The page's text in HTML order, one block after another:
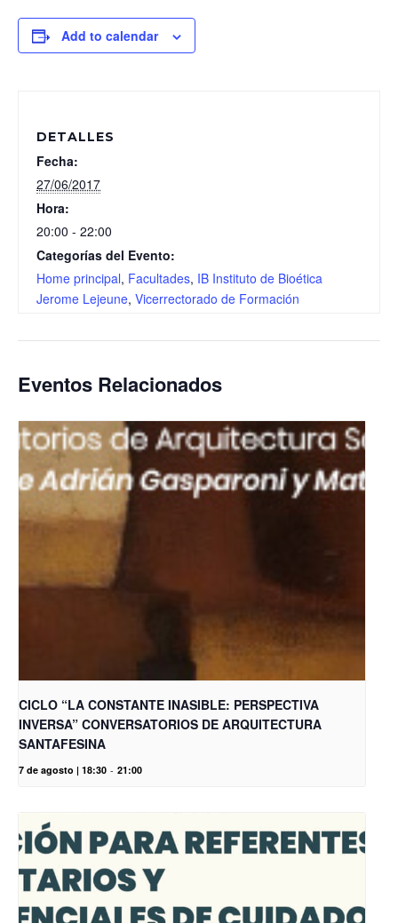
Add to calendar
DETALLES
Fecha:
27/06/2017
Hora:
20:00 - 22:00
Categorías del Evento:
Home principal, Facultades, IB Instituto de Bioética
Jerome Lejeune, Vicerrectorado de Formación
Eventos Relacionados
CICLO “LA CONSTANTE INASIBLE: PERSPECTIVA
INVERSA” CONVERSATORIOS DE ARQUITECTURA
SANTAFESINA
7 de agosto | 18:30 - 21:00